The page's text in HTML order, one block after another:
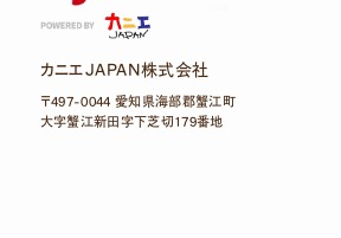
カニエJAPAN株式会社
〒497-0044 愛知県海部郡蟹江町
大字蟹江新田字下芝切179番地